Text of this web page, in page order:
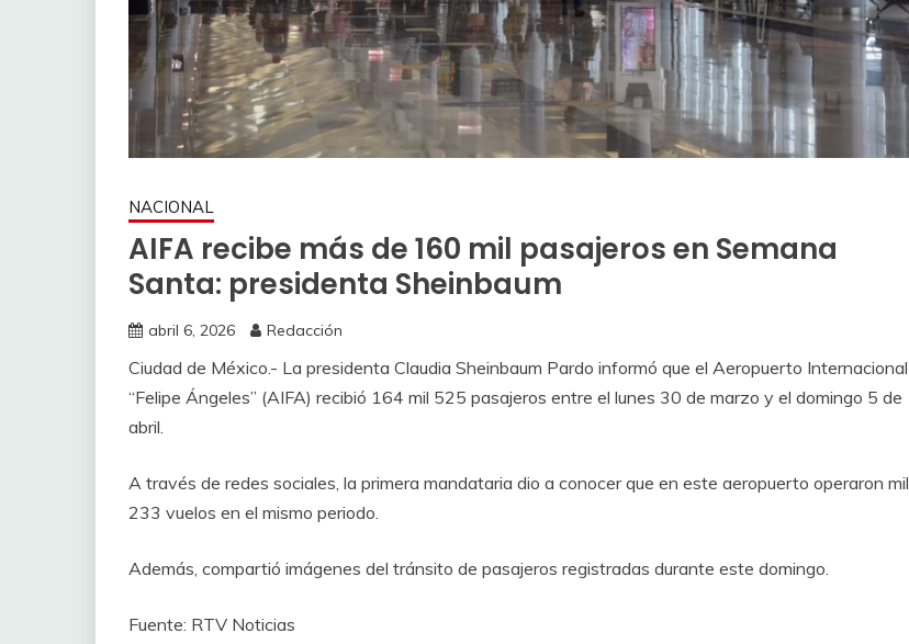
NACIONAL
AIFA recibe más de 160 mil pasajeros en Semana
Santa: presidenta Sheinbaum
abril 6, 2026 Redacción
Ciudad de México.- La presidenta Claudia Sheinbaum Pardo informó que el Aeropuerto Internacional
“Felipe Ángeles” (AIFA) recibió 164 mil 525 pasajeros entre el lunes 30 de marzo y el domingo 5 de
abril.
A través de redes sociales, la primera mandataria dio a conocer que en este aeropuerto operaron mil
233 vuelos en el mismo periodo.
Además, compartió imágenes del tránsito de pasajeros registradas durante este domingo.
Fuente: RTV Noticias